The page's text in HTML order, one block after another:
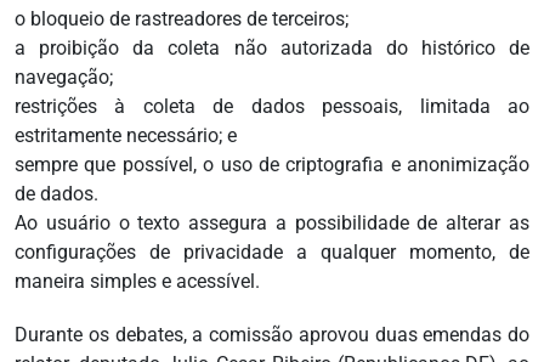
o bloqueio de rastreadores de terceiros;
a proibição da coleta não autorizada do histórico de
navegação;
restrições à coleta de dados pessoais, limitada ao
estritamente necessário; e
sempre que possível, o uso de criptografia e anonimização
de dados.
Ao usuário o texto assegura a possibilidade de alterar as
configurações de privacidade a qualquer momento, de
maneira simples e acessível.
Durante os debates, a comissão aprovou duas emendas do